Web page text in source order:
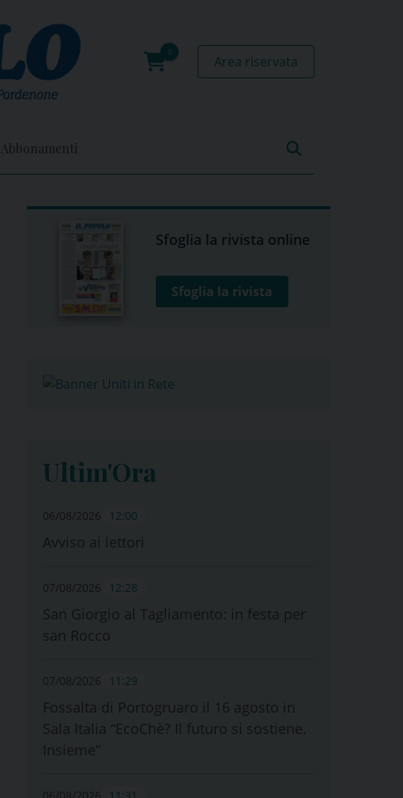
0
Area riservata
Abbonamenti
Sfoglia la rivista online
Sfoglia la rivista
Ultim'Ora
06/08/2026 12:00
Avviso ai lettori
07/08/2026 12:28
San Giorgio al Tagliamento: in festa per
san Rocco
07/08/2026 11:29
Fossalta di Portogruaro il 16 agosto in
Sala Italia “EcoChè? Il futuro si sostiene.
Insieme”